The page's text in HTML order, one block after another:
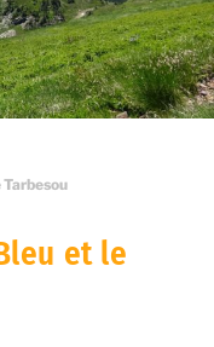
Tarbesou
et le